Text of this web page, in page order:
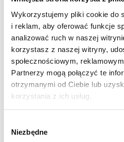
Wykorzystujemy pliki cookie do
i reklam, aby oferować funkcje
analizować ruch w naszej
korzystasz z naszej witryny,
społecznościowym,
Partnerzy mogą połączyć te
otrzymanymi od Ciebie lub
korzystania z ich usług.
zgody
Niezbędne
Dofinansowania
Dofinansowania
Zobacz wszystko
Wynajem
Zobacz wszystko